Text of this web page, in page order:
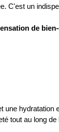
C'est un
de
tout au long